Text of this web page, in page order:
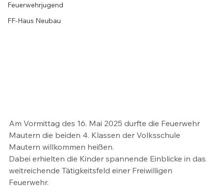
Feuerwehrjugend
FF-Haus Neubau
Am Vormittag des 16. Mai 2025 durfte die Feuerwehr
Mautern die beiden 4. Klassen der Volksschule
Mautern willkommen heißen.
Dabei erhielten die Kinder spannende Einblicke in das
weitreichende Tätigkeitsfeld einer Freiwilligen
Feuerwehr.